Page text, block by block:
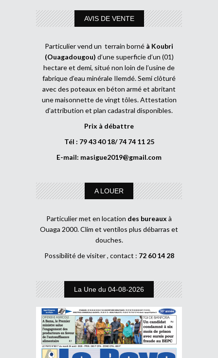
AVIS DE VENTE
Particulier vend un terrain borné à Koubri
(Ouagadougou) d’une superficie d’un (01)
hectare et demi, situé non loin de l’usine de
fabrique d’eau minérale Ilemdé. Semi clôturé
avec des poteaux en béton armé et abritant
une maisonnette de vingt tôles. Attestation
d’attribution et plan cadastral disponibles.
Prix à débattre
Tél : 79 43 40 18/ 74 74 11 25
E-mail: masigue2019@gmail.com
A LOUER
Particulier met en location des bureaux à
Ouaga 2000. Clim et ventilos plus débarras et
douches.
Possibilité de visiter , contact : 72 60 14 28
La Une du 04-08-2026